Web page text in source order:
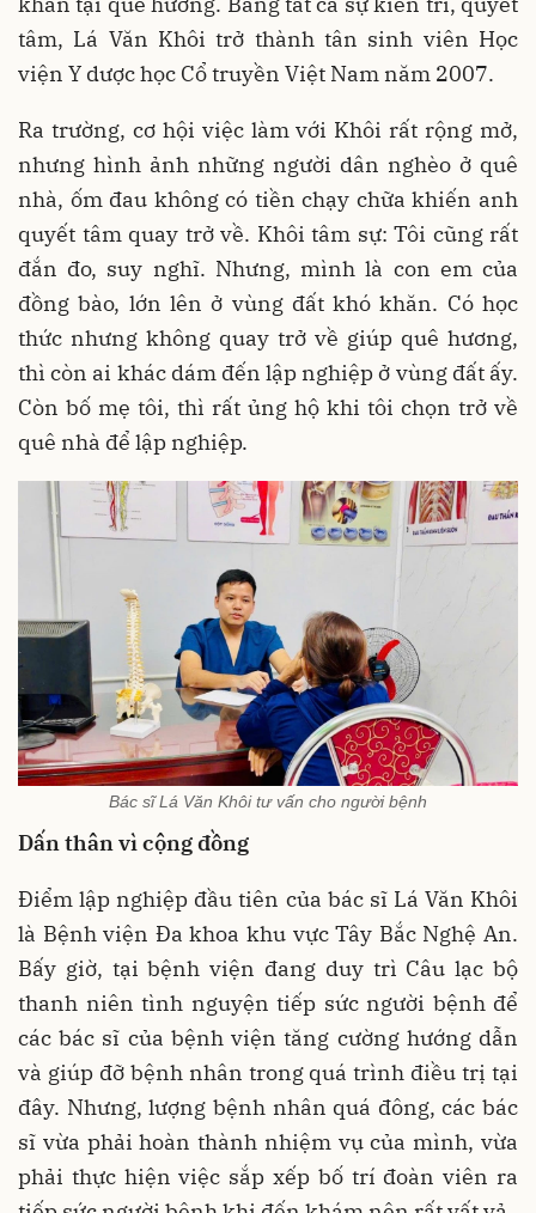
tâm, Lá Văn Khôi trở thành tân sinh viên Học
viện Y dược học Cổ truyền Việt Nam năm 2007.
Ra trường, cơ hội việc làm với Khôi rất rộng mở,
nhưng hình ảnh những người dân nghèo ở quê
nhà, ốm đau không có tiền chạy chữa khiến anh
quyết tâm quay trở về. Khôi tâm sự: Tôi cũng rất
đắn đo, suy nghĩ. Nhưng, mình là con em của
đồng bào, lớn lên ở vùng đất khó khăn. Có học
thức nhưng không quay trở về giúp quê hương,
thì còn ai khác dám đến lập nghiệp ở vùng đất ấy.
Còn bố mẹ tôi, thì rất ủng hộ khi tôi chọn trở về
quê nhà để lập nghiệp.
Bác sĩ Lá Văn Khôi tư vấn cho người bệnh
Dấn thân vì cộng đồng
Điểm lập nghiệp đầu tiên của bác sĩ Lá Văn Khôi
là Bệnh viện Đa khoa khu vực Tây Bắc Nghệ An.
Bấy giờ, tại bệnh viện đang duy trì Câu lạc bộ
thanh niên tình nguyện tiếp sức người bệnh để
các bác sĩ của bệnh viện tăng cường hướng dẫn
và giúp đỡ bệnh nhân trong quá trình điều trị tại
đây. Nhưng, lượng bệnh nhân quá đông, các bác
sĩ vừa phải hoàn thành nhiệm vụ của mình, vừa
phải thực hiện việc sắp xếp bố trí đoàn viên ra